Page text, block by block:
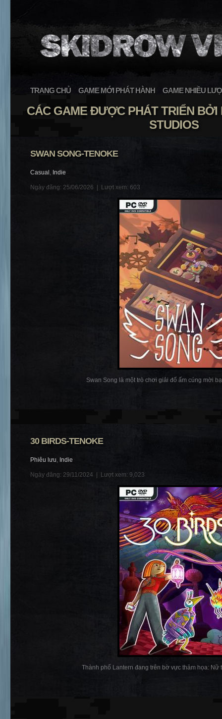
TRANG CHỦ GAME MỚI PHÁT HÀNH GAME NHIỀU
CÁC GAME ĐƯỢC PHÁT TRIỂN BỞI
STUDIOS
SWAN SONG-TENOKE
Casual , Indie
Ngày đăng: 25/06/2026 | Lượt xem: 603
Swan Song là một trò chơi giải đố ấm cúng mời
30 BIRDS-TENOKE
Phiêu lưu, Indie
Ngày đăng: 29/11/2024 | Lượt xem: 9,023
Thành phố Lantern đang trên bờ vực thảm họa: Nữ